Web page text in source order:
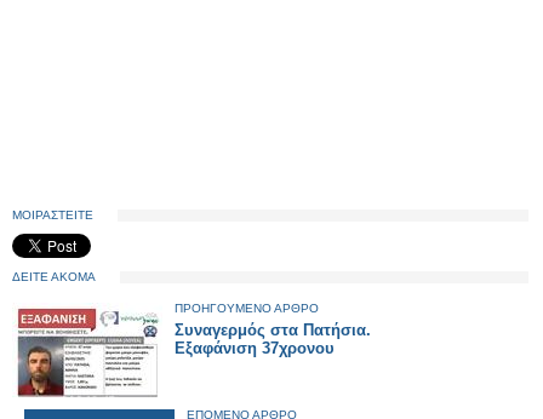
ΜΟΙΡΑΣΤΕΙΤΕ
ΔΕΙΤΕ ΑΚΟΜΑ
ΠΡΟΗΓΟΥΜΕΝΟ ΑΡΘΡΟ
Συναγερμός στα Πατήσια.
Εξαφάνιση 37χρονου
ΕΠΟΜΕΝΟ ΑΡΘΡΟ